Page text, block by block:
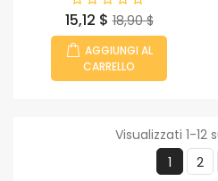
Prezzo
15,12 $ Prezzo
base
18,90 $
AGGIUNGI AL
CARRELLO
Visualizzati 1-12
1
2